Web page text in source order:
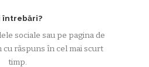
întrebări?
sociale sau pe pagina de
cu răspuns în cel mai scurt
timp.